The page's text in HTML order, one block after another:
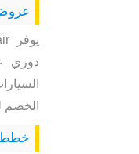
دوري
خطط